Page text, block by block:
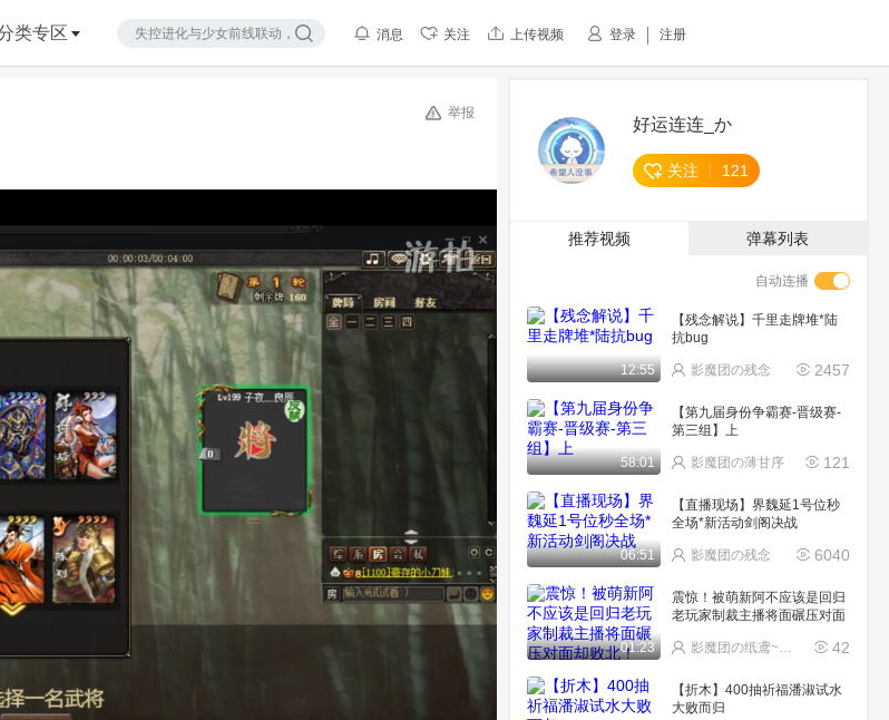
类专区 登录 注册
消息 关注 上传视频
举报
好运连连_か
关注 121
推荐视频 弹幕列表
自动连播
12:55
【残念解说】千里走牌堆*陆
抗bug
2457
影魔团の残念
58:01
【第九届身份争霸赛-晋级赛-
第三组】上
121
影魔团の薄甘序
06:51
【直播现场】界魏延1号位秒
全场*新活动剑阁决战
6040
影魔团の残念
01:23
震惊！被萌新阿不应该是回归
老玩家制裁主播将面碾压对面
42
影魔团の纸鸢~宁(唱歌
【折木】400抽祈福潘淑试水
大败而归